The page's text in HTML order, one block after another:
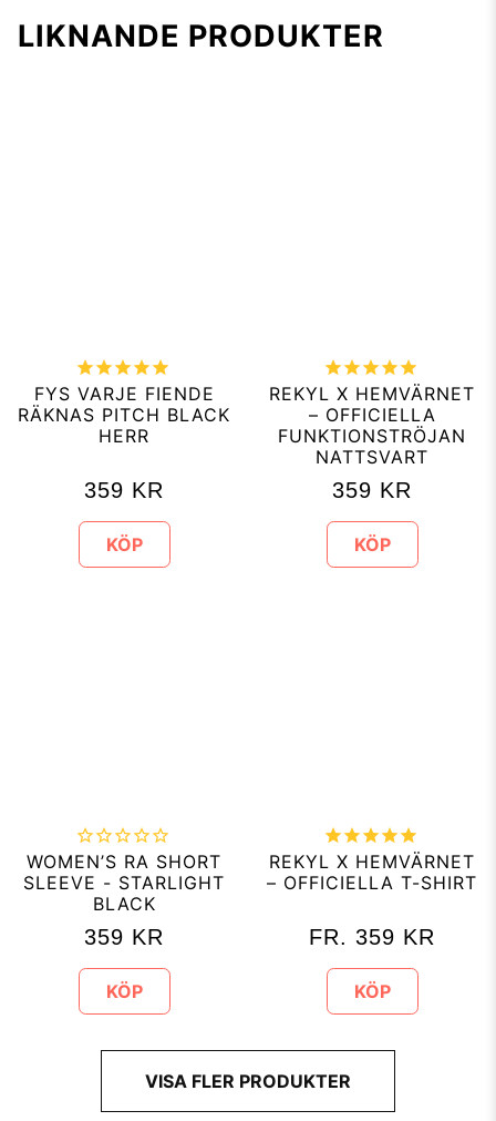
LIKNANDE PRODUKTER
FYS VARJE FIENDE
RÄKNAS PITCH BLACK
HERR
359 KR
KÖP
REKYL X HEMVÄRNET
– OFFICIELLA
FUNKTIONSTRÖJAN
NATTSVART
359 KR
KÖP
WOMEN’S RA SHORT
SLEEVE - STARLIGHT
BLACK
359 KR
KÖP
REKYL X HEMVÄRNET
– OFFICIELLA T-SHIRT
FR. 359 KR
KÖP
VISA FLER PRODUKTER